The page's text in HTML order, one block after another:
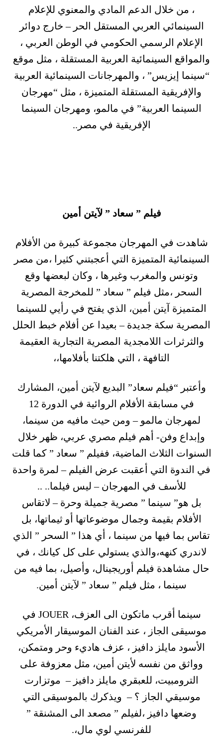
، من خلال الدعم المادي والمعنوي للإعلام
السينمائي العربي المستقل الحر – خارج دوائر
الإعلام الرسمي الحكومي في الوطن العربي ،
والمواقع السينمائية العربية المستقلة ، مثل موقع
“سينما إيزيس” ، والمهرجانات السينمائية العربية
والإفريقية المستقلة المتميزة ، مثل “مهرجان
السينما العربية” في مالمو، ومهرجان السينما
الإفريقية في مصر..
فيلم ” سعاد ” لآيتن أمين
شاهدت في المهرجان مجموعة كبيرة من الأفلام
السينمائية المتميزة التي أعجبتني كثيرا ،من مصر
وتونس والمغرب وغيرها ، وكان لبعضها وقع
السحر ،مثل فيلم ” سعاد ” للمخرجة المصرية
المتميزة آيتن أمين، الذي يفتح في رأيي للسينما
المصرية سكة جديدة – بعيدا عن أفلام خبط الحلل
والثرثرات اللامجدية المصرية التجارية العقيمة
التافهة ، التي هلكتنا بأفلامها،،
وأعتبر “فيلم سعاد” البديع لآيتن أمين، المشارك
في مسابقة الأفلام الروائية في الدورة 12
لمهرجان مالمو – ومن حيث مافيه من سينما،
وإبداع وفن- أهم فيلم مصري عربي، ظهر خلال
السنوات الثلاث الماضية، ففيلم ” سعاد ” كما قلت
في الندوة التي أعقبت عرض الفيلم – لمرة واحدة
للأسف في المهرجان – ليس فيلما.. ..
بل هو” سينما ” مصرية جميلة وحرة – لاتقاس
الأفلام بقيمة وجمال موضوعاتها أو ثيماتها، بل
تقاس بما فيها من سينما ، أي هذا ” السحر ” الذي
لاندري كنهه،والذي يستولي على كل كيانك ، في
حال مشاهدة فيلم أوريجينال، وأصيل، بما فيه من
سينما ، مثل فيلم ” سعاد ” لآيتن أمين.
سينما أقرب ماتكون الى العزف، JOUER في
موسيقى الجاز ، عند الفنان الموسيقار الأمريكي
الأسود مايلز دافيز ، عزف هاديء وحر ومتمكن،
وواثق من نفسه لأيتن أمين، مثل معزوفة على
الترومبيت، للعبقري مايلز دافيز – موتزارت
موسيقي الجاز ؟ – ويذكرك بالموسيقى التي
وضعها دافيز ،لفيلم ” مصعد الى المشنقة ”
للفرنسي لوي مال،.